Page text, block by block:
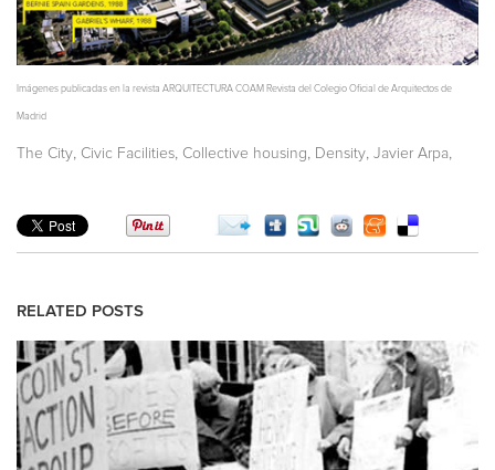
Imágenes publicadas en la revista ARQUITECTURA COAM Revista del Colegio Oficial de Arquitectos de
Madrid
The City Civic Facilities Collective housing Density Javier Arpa
RELATED POSTS